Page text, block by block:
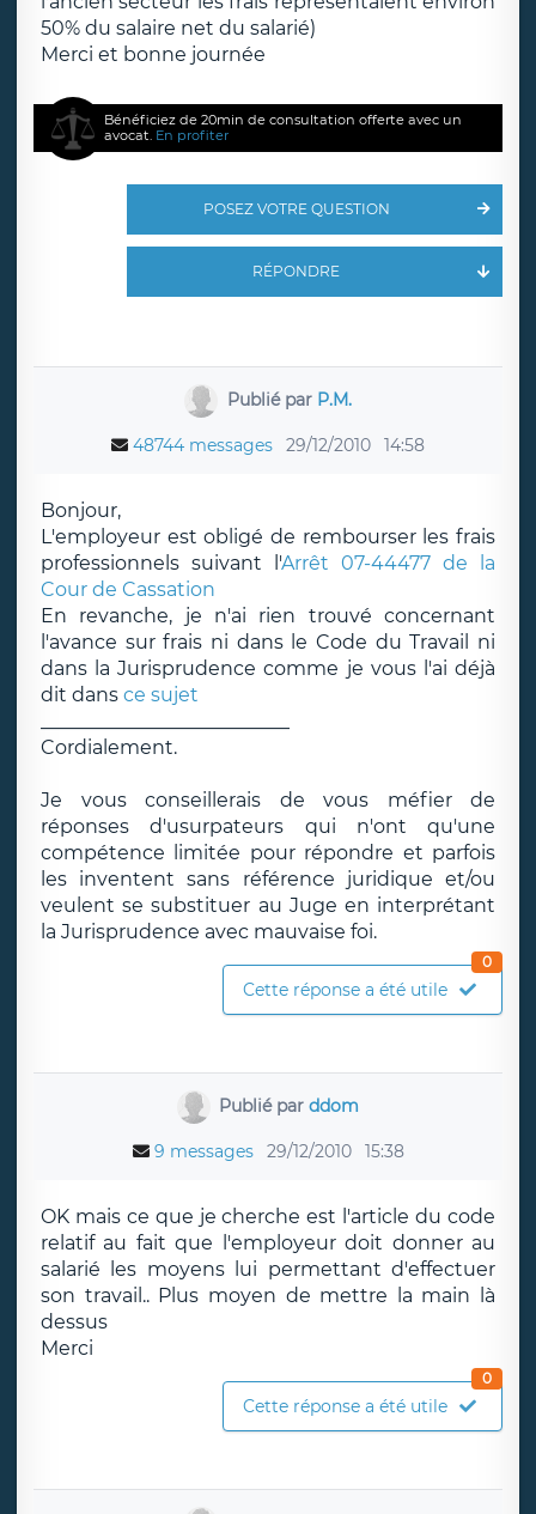
50% du salaire net du salarié)
Merci et bonne journée
Bénéficiez de 20min de consultation offerte avec un
avocat. En profiter
POSEZ VOTRE QUESTION
RÉPONDRE
Publié par P.M.
48744 messages 29/12/2010 14:58
Bonjour,
L'employeur est obligé de rembourser les frais
professionnels suivant l'Arrêt 07-44477 de la
Cour de Cassation
En revanche, je n'ai rien trouvé concernant
l'avance sur frais ni dans le Code du Travail ni
dans la Jurisprudence comme je vous l'ai déjà
dit dans ce sujet
Cordialement.
Je vous conseillerais de vous méfier de
réponses d'usurpateurs qui n'ont qu'une
compétence limitée pour répondre et parfois
les inventent sans référence juridique et/ou
veulent se substituer au Juge en interprétant
la Jurisprudence avec mauvaise foi.
Cette réponse a été utile
0
Publié parddom
9 messages 29/12/2010 15:38
OK mais ce que je cherche est l'article du code
relatif au fait que l'employeur doit donner au
salarié les moyens lui permettant d'effectuer
son travail.. Plus moyen de mettre la main là
dessus
Merci
Cette réponse a été utile
0